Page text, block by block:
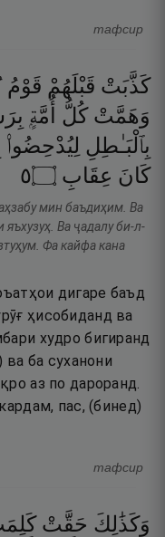
тафсир
كَذَّبَتْ قَبْلَهُمْ قَوْمُ
وَهَمَّتْ كُلُّ أُمَّةٍۭ
بِٱلْبَـٰطِلِ لِيُدْحِضُوا۟
كَانَ عِقَابِ ۝٥
мин баъдиҳим. Ва
Ва ҷадалу би-л-
Фа кайфа кана
дигаре баъд
ҳисобиданд ва
худро бигиранд
ва ба суханони
аз по дароранд.
пас, (бинед)
тафсир
وَكَذَٰلِكَ حَقَّتْ